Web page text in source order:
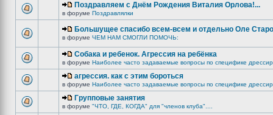
Поздравляем с Днём Рождения Виталия Орлова!...
в форуме Поздравлялки
Большущее спасибо всем-всем и отдельно Оле
в форуме ЧЕМ НАМ СМОГЛИ ПОМОЧЬ:
Собака и ребенок. Агрессия на ребёнка
в форуме Наиболее часто задаваемые вопросы по специфике
агрессия. как с этим бороться
в форуме Наиболее часто задаваемые вопросы по специфике
Групповые занятия
в форуме "ЧТО, ГДЕ, КОГДА" для "членов клуба"....